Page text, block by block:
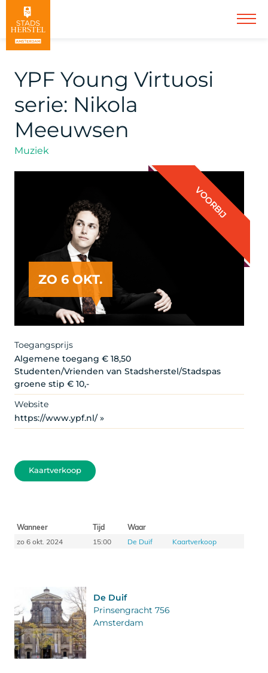
YPF Young Virtuosi
serie: Nikola
Meeuwsen
Muziek
ZO 6 OKT.
VOORBIJ
Toegangsprijs
Algemene toegang € 18,50
Studenten/Vrienden van Stadsherstel/Stadspas
groene stip € 10,-
Website
https://www.ypf.nl/ »
Kaartverkoop
Wanneer Tijd
Waar
zo 6 okt. 2024
15:00 De Duif Kaartverkoop
De Duif
Prinsengracht 756
Amsterdam